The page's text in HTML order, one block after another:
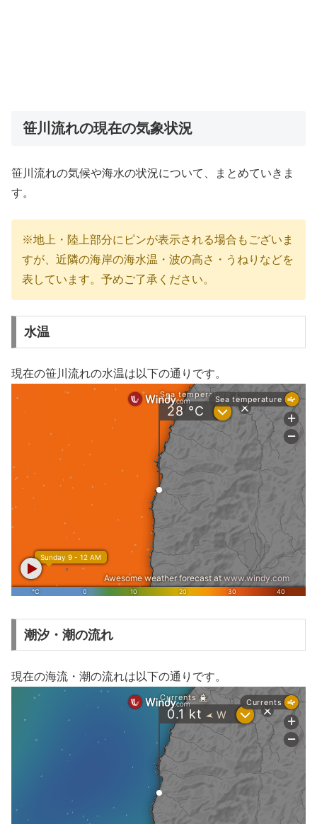
笹川流れの現在の気象状況
笹川流れの気候や海水の状況について、まとめていきま
す。
※地上・陸上部分にピンが表示される場合もございま
すが、近隣の海岸の海水温・波の高さ・うねりなどを
表しています。予めご了承ください。
水温
現在の笹川流れの水温は以下の通りです。
潮汐・潮の流れ
現在の海流・潮の流れは以下の通りです。